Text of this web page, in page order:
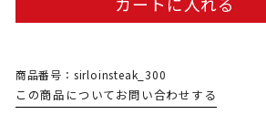
商品番号：sirloinsteak_300
この商品についてお問い合わせする